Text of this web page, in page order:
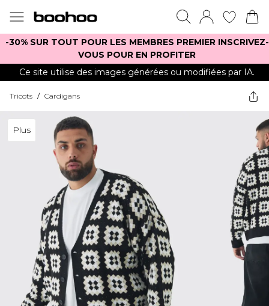
-30% SUR TOUT POUR LES MEMBRES PREMIER INSCRIVEZ-
VOUS POUR EN PROFITER
Ce site utilise des images générées ou modifiées par IA.
Tricots / Cardigans
Plus